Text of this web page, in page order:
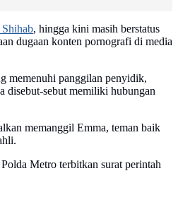
, hingga kini masih berstatus
dugaan konten pornografi di media
memenuhi panggilan penyidik,
disebut-sebut memiliki hubungan
memanggil Emma, teman baik
Metro terbitkan surat perintah